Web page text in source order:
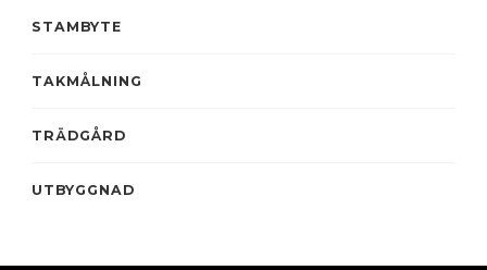
STAMBYTE
TAKMÅLNING
TRÄDGÅRD
UTBYGGNAD